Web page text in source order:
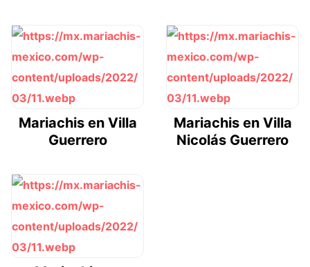
Mariachis en Villa
Guerrero
Mariachis en Villa
Nicolás Guerrero